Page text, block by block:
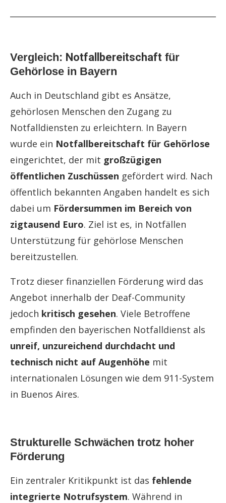
Vergleich: Notfallbereitschaft für
Gehörlose in Bayern
Auch in Deutschland gibt es Ansätze,
gehörlosen Menschen den Zugang zu
Notfalldiensten zu erleichtern. In Bayern
wurde ein Notfallbereitschaft für Gehörlose
eingerichtet, der mit großzügigen
öffentlichen Zuschüssen gefördert wird. Nach
öffentlich bekannten Angaben handelt es sich
dabei um Fördersummen im Bereich von
zigtausend Euro. Ziel ist es, in Notfällen
Unterstützung für gehörlose Menschen
bereitzustellen.
Trotz dieser finanziellen Förderung wird das
Angebot innerhalb der Deaf-Community
jedoch kritisch gesehen. Viele Betroffene
empfinden den bayerischen Notfalldienst als
unreif, unzureichend durchdacht und
technisch nicht auf Augenhöhe mit
internationalen Lösungen wie dem 911-System
in Buenos Aires.
Strukturelle Schwächen trotz hoher
Förderung
Ein zentraler Kritikpunkt ist das fehlende
integrierte Notrufsystem. Während in